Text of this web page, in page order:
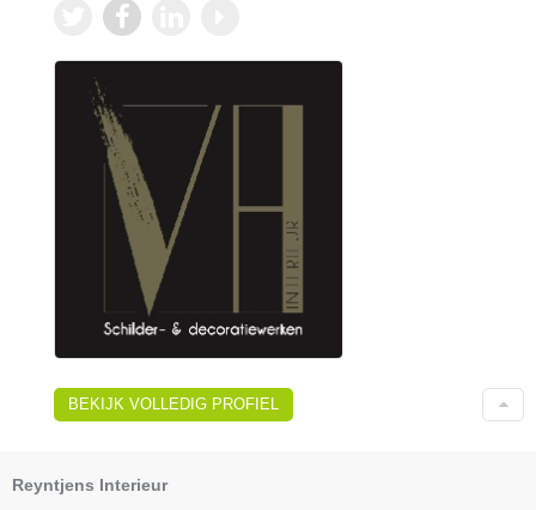
BEKIJK VOLLEDIG PROFIEL
Reyntjens Interieur